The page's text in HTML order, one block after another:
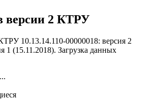
версии 2 КТРУ
10.13.14.110-00000018: версия 2
1 (15.11.2018). Загрузка данных